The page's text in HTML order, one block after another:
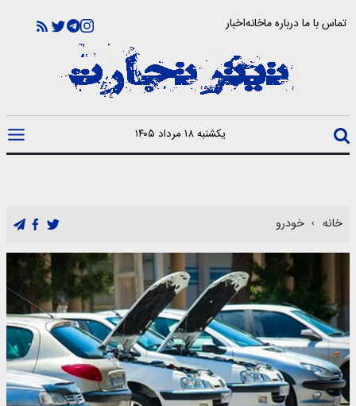
تماس با مادرباره ماخانهاخبار
یکشنبه ۱۸ مرداد ۱۴۰۵
خانه خودرو